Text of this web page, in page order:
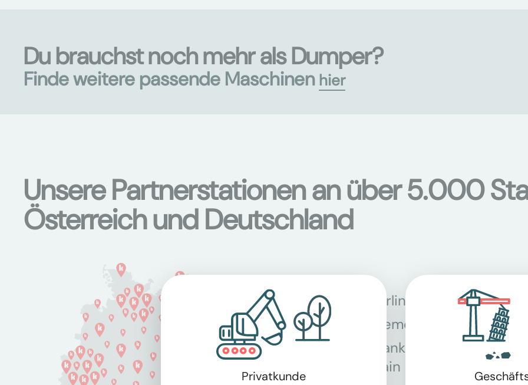
Du brauchst noch mehr als Dumper?
Finde weitere passende Maschinen hier
Unsere Partnerstationen an über 5.000
Österreich und Deutschland
Berlin
Bremen
Frankfurt am
Main
Privatkunde